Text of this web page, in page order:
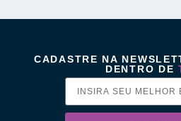
CADASTRE NA
DENTRO DE